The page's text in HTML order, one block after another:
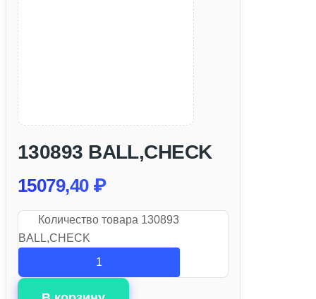
130893 BALL,CHECK
15079,40 ₽
Количество товара 130893
BALL,CHECK